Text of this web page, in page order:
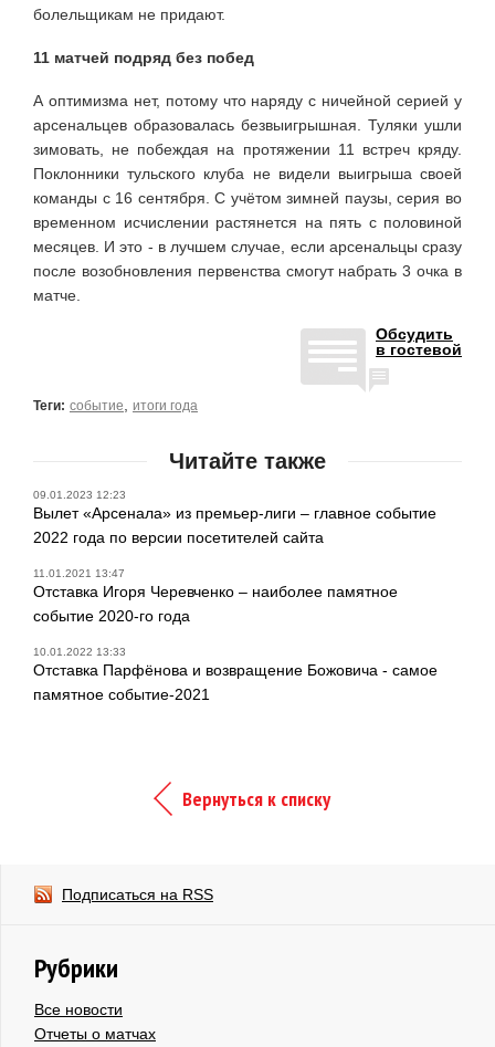
болельщикам не придают.
11 матчей подряд без побед
А оптимизма нет, потому что наряду с ничейной серией у
арсенальцев образовалась безвыигрышная. Туляки ушли
зимовать, не побеждая на протяжении 11 встреч кряду.
Поклонники тульского клуба не видели выигрыша своей
команды с 16 сентября. С учётом зимней паузы, серия во
временном исчислении растянется на пять с половиной
месяцев. И это - в лучшем случае, если арсенальцы сразу
после возобновления первенства смогут набрать 3 очка в
матче.
Обсудить
в гостевой
Теги: событие итоги года
Читайте также
09.01.2023 12:23
Вылет «Арсенала» из премьер-лиги – главное событие
2022 года по версии посетителей сайта
11.01.2021 13:47
Отставка Игоря Черевченко – наиболее памятное
событие 2020-го года
10.01.2022 13:33
Отставка Парфёнова и возвращение Божовича - самое
памятное событие-2021
Вернуться к списку
Подписаться на RSS
Рубрики
Все новости
Отчеты о матчах